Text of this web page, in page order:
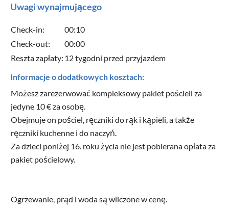
Uwagi wynajmującego
Check-in:
00:10
Check-out:
00:00
Reszta zapłaty: 12 tygodni przed przyjazdem
Informacje o dodatkowych kosztach:
Możesz zarezerwować kompleksowy pakiet pościeli za
jedyne 10 € za osobę.
Obejmuje on pościel, ręczniki do rąk i kąpieli, a także
ręczniki kuchenne i do naczyń.
Za dzieci poniżej 16. roku życia nie jest pobierana opłata za
pakiet pościelowy.
Ogrzewanie, prąd i woda są wliczone w cenę.